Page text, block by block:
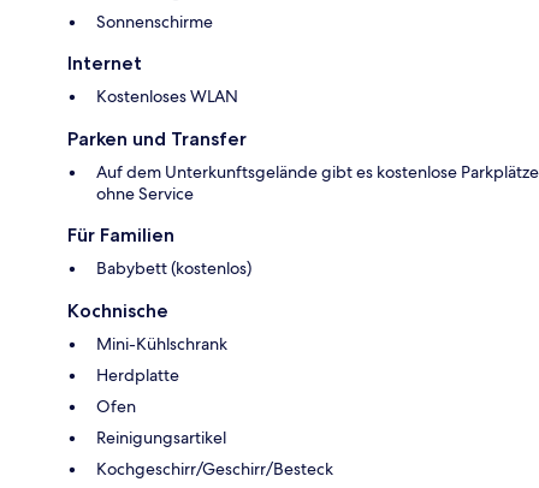
Sonnenschirme
Internet
Kostenloses WLAN
Parken und Transfer
Auf dem Unterkunftsgelände gibt es kostenlose Parkplätze
ohne Service
Für Familien
Babybett (kostenlos)
Kochnische
Mini-Kühlschrank
Herdplatte
Ofen
Reinigungsartikel
Kochgeschirr/Geschirr/Besteck